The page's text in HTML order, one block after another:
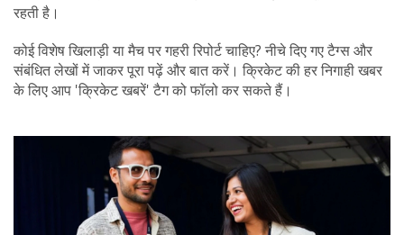
रहती है।
कोई विशेष खिलाड़ी या मैच पर गहरी रिपोर्ट चाहिए? नीचे दिए गए टैग्स और
संबंधित लेखों में जाकर पूरा पढ़ें और बात करें। क्रिकेट की हर निगाही खबर
के लिए आप 'क्रिकेट खबरें' टैग को फॉलो कर सकते हैं।